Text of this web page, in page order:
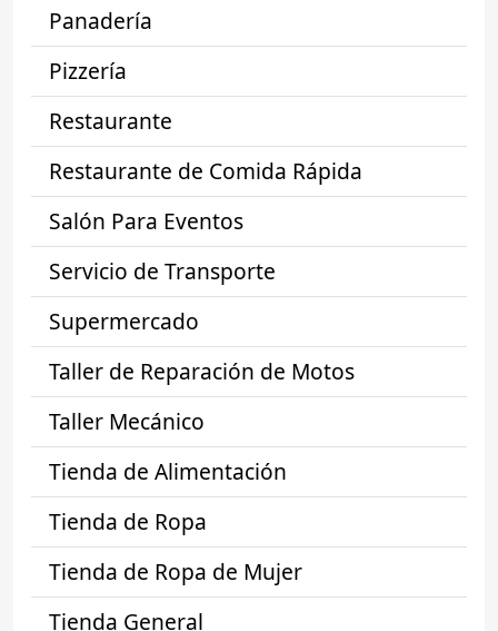
Panadería
Pizzería
Restaurante
Restaurante de Comida Rápida
Salón Para Eventos
Servicio de Transporte
Supermercado
Taller de Reparación de Motos
Taller Mecánico
Tienda de Alimentación
Tienda de Ropa
Tienda de Ropa de Mujer
Tienda General